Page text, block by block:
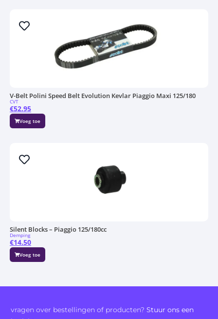
V-Belt Polini Speed Belt Evolution Kevlar Piaggio Maxi 125/180
CVT
Voeg toe
€52.95
Silent Blocks – Piaggio 125/180cc
Demping
Voeg toe
€14.50
vragen over bestellingen of producten?Stuur ons een